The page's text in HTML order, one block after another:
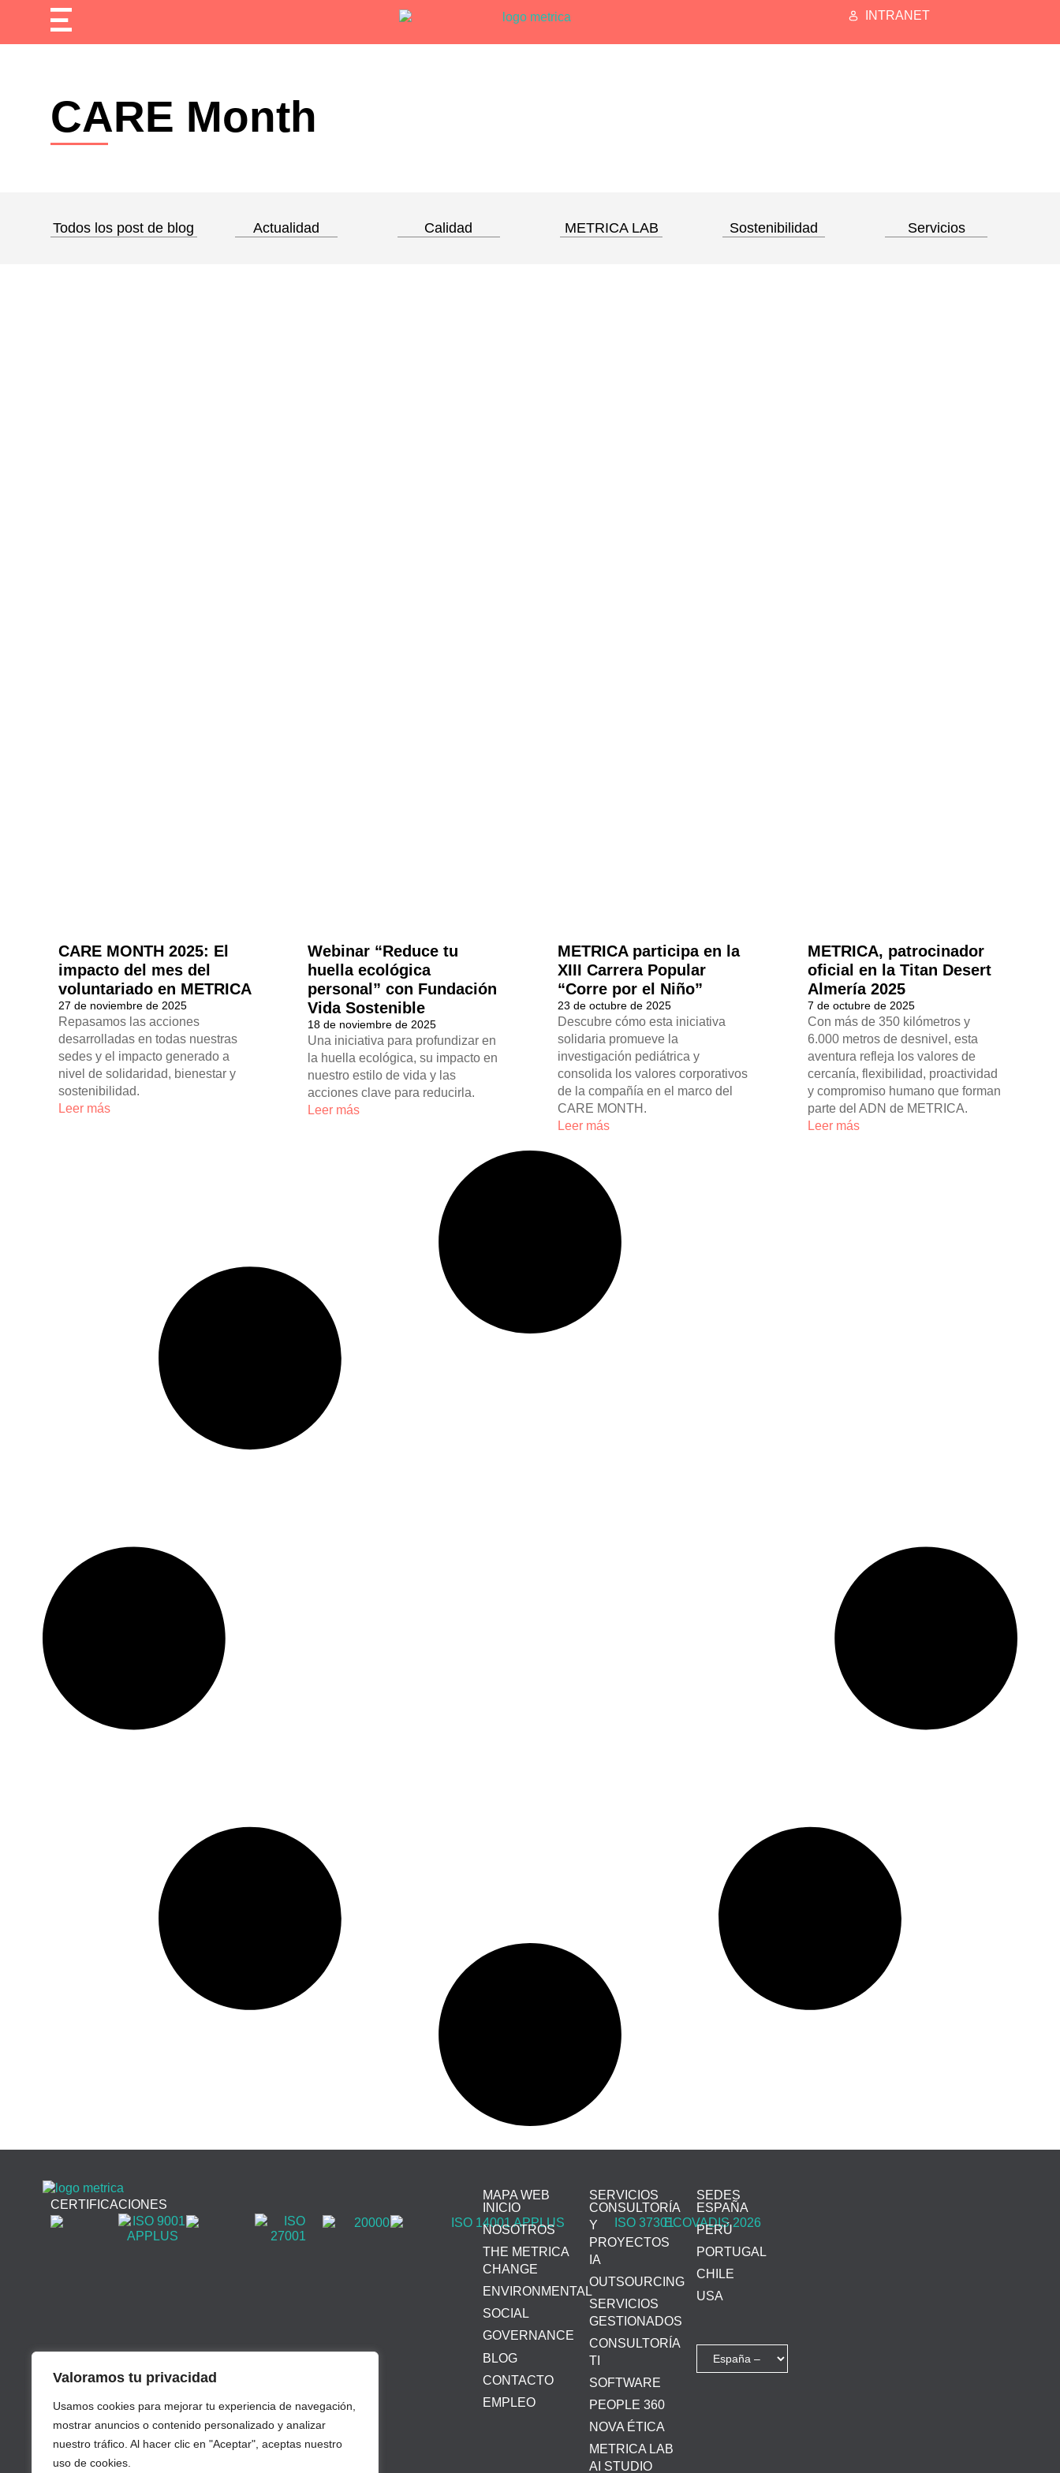
Valoramos tu privacidad
Usamos cookies para mejorar tu experiencia de navegación,
mostrar anuncios o contenido personalizado y analizar
nuestro tráfico. Al hacer clic en "Aceptar", aceptas nuestro
uso de cookies.
INTRANET
CARE Month
Todos los post de blog Actualidad Calidad METRICA LAB Sostenibilidad Servicios
CARE MONTH 2025: El
impacto del mes del
voluntariado en METRICA
27 de noviembre de 2025
Repasamos las acciones
desarrolladas en todas nuestras
sedes y el impacto generado a
nivel de solidaridad, bienestar y
sostenibilidad.
Leer más
Webinar “Reduce tu
huella ecológica
personal” con Fundación
Vida Sostenible
18 de noviembre de 2025
Una iniciativa para profundizar en
la huella ecológica, su impacto en
nuestro estilo de vida y las
acciones clave para reducirla.
Leer más
METRICA participa en la
XIII Carrera Popular
“Corre por el Niño”
23 de octubre de 2025
Descubre cómo esta iniciativa
solidaria promueve la
investigación pediátrica y
consolida los valores corporativos
de la compañía en el marco del
CARE MONTH.
Leer más
METRICA, patrocinador
oficial en la Titan Desert
Almería 2025
7 de octubre de 2025
Con más de 350 kilómetros y
6.000 metros de desnivel, esta
aventura refleja los valores de
cercanía, flexibilidad, proactividad
y compromiso humano que forman
parte del ADN de METRICA.
Leer más
CERTIFICACIONES
MAPA WEB
INICIO
NOSOTROS
THE METRICA
CHANGE
ENVIRONMENTAL
SOCIAL
GOVERNANCE
BLOG
CONTACTO
EMPLEO
SERVICIOS
CONSULTORÍA
Y
PROYECTOS
IA
OUTSOURCING
SERVICIOS
GESTIONADOS
CONSULTORÍA
TI
SOFTWARE
PEOPLE 360
NOVA ÉTICA
METRICA LAB
AI STUDIO
SEDES
ESPAÑA
PERÚ
PORTUGAL
CHILE
USA